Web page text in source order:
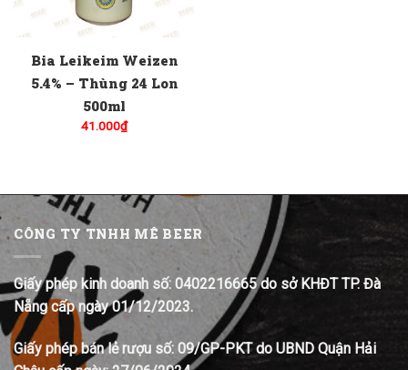
Bia Leikeim Weizen
5.4% – Thùng 24 Lon
500ml
41.000₫
CÔNG TY TNHH MÊ BEER
Giấy phép kinh doanh số: 0402216665 do sở KHĐT TP. Đà
Nẵng cấp ngày 01/12/2023.
Giấy phép bán lẻ rượu số: 09/GP-PKT do UBND Quận Hải